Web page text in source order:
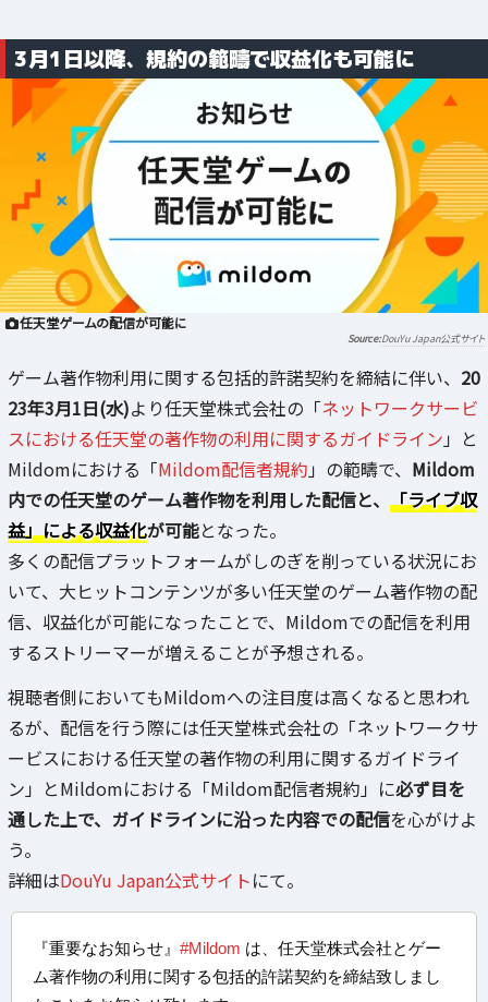
3月1日以降、規約の範疇で収益化も可能に
任天堂ゲームの配信が可能に
DouYu Japan公式サイト
ゲーム著作物利用に関する包括的許諾契約を締結に伴い、 20
23年3月1日(水)より任天堂株式会社の「ネットワークサービ
スにおける任天堂の著作物の利用に関するガイドライン 」と
Mildomにおける「Mildom配信者規約 」の範疇で、 Mildom
内での任天堂のゲーム著作物を利用した配信と、 「ライブ収
益」による収益化が可能となった。
多くの配信プラットフォームがしのぎを削っている状況にお
いて、大ヒットコンテンツが多い任天堂のゲーム著作物の配
信、収益化が可能になったことで、Mildomでの配信を利用
するストリーマーが増えることが予想される。
視聴者側においてもMildomへの注目度は高くなると思われ
るが、配信を行う際には任天堂株式会社の「ネットワークサ
ービスにおける任天堂の著作物の利用に関するガイドライ
ン」とMildomにおける「Mildom配信者規約」に必ず目を
通した上で、ガイドラインに沿った内容での配信を心がけよ
う。
詳細はDouYu Japan公式サイトにて。
『重要なお知らせ』 #Mildom は、任天堂株式会社とゲー
ム著作物の利用に関する包括的許諾契約を締結致しまし